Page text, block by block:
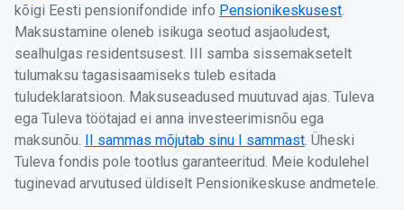
kõigi Eesti pensionifondide info Pensionikeskusest
Maksustamine oleneb isikuga seotud asjaoludest,
sealhulgas residentsusest. III samba sissemaksetelt
tulumaksu tagasisaamiseks tuleb esitada
tuludeklaratsioon. Maksuseadused muutuvad ajas. Tuleva
ega Tuleva töötajad ei anna investeerimisnõu ega
maksunõu. II sammas mõjutab sinu I sammast . Üheski
Tuleva fondis pole tootlus garanteeritud. Meie kodulehel
tuginevad arvutused üldiselt Pensionikeskuse andmetele.